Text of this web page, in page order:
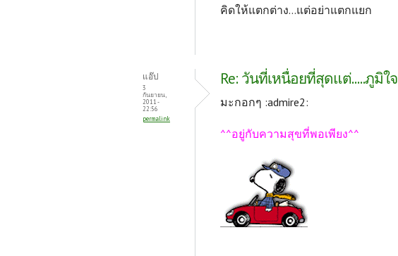
คิดให้แตกต่าง...แต่อย่าแตกแยก
แอ๊ป
3
กันยายน,
2011 -
22:56
permalink
Re: วันที่เหนื่อยที่สุดแต่.....ภูมิใจ
มะกอกๆ :admire2:
^^อยู่กับความสุขที่พอเพียง^^